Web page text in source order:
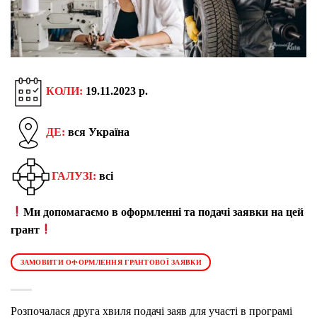
КОЛИ: 19.11.2023 р.
ДЕ: вся Україна
ГАЛУЗІ: всі
Ми допомагаємо в оформленні та подачі заявки на цей
грант
ЗАМОВИТИ ОФОРМЛЕННЯ ГРАНТОВОЇ ЗАЯВКИ
Розпочалася друга хвиля подачі заяв для участі в програмі